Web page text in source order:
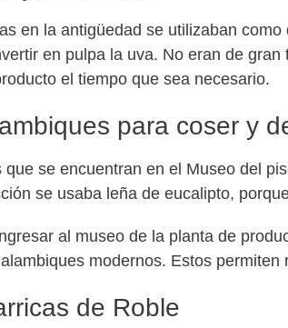
en la antigüedad se utilizaban
en pulpa la uva. No eran de
el tiempo que sea necesario.
para coser y
que se encuentran en el Museo del
se usaba leña de eucalipto,
al museo de la planta de
modernos. Estos
de Roble